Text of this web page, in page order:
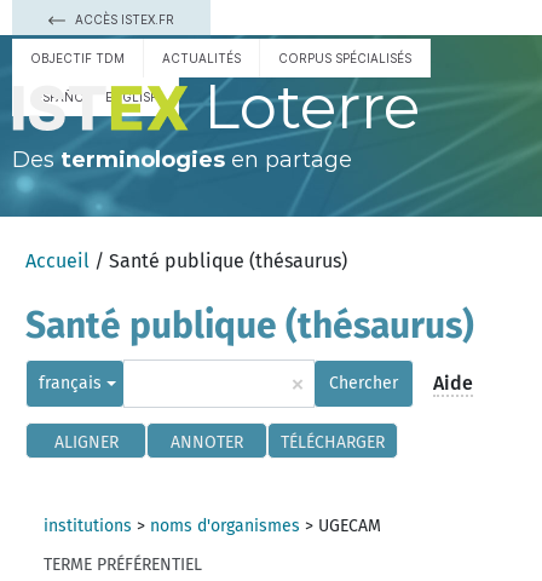
ACCÈS ISTEX.FR
OBJECTIF TDM ACTUALITÉS CORPUS SPÉCIALISÉS
ESPAÑOL ENGLISH Loterre
Des terminologies en partage
Accueil / Santé publique (thésaurus)
Santé publique (thésaurus)
français × Chercher Aide
ALIGNER ANNOTER TÉLÉCHARGER
institutions > noms d'organismes > UGECAM
TERME PRÉFÉRENTIEL